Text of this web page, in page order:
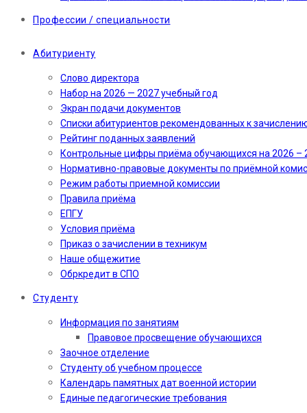
Профессии / специальности
Абитуриенту
Слово директора
Набор на 2026 — 2027 учебный год
Экран подачи документов
Cписки абитуриентов рекомендованных к
Рейтинг поданных заявлений
Контрольные цифры приёма обучающихся на 2026 –
Нормативно-правовые документы по приёмной
Режим работы приемной комиссии
Правила приёма
ЕПГУ
Условия приёма
Приказ о зачислении в техникум
Наше общежитие
Обркредит в СПО
Студенту
Информация по занятиям
Правовое просвещение обучающихся
Заочное отделение
Студенту об учебном процессе
Календарь памятных дат военной истории
Единые педагогические требования